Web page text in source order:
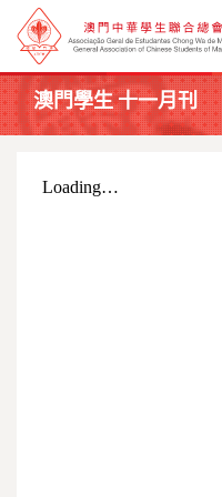
澳門學生 十一月刊